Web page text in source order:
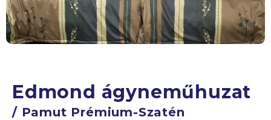
Edmond ágyneműhuzat
/ Pamut Prémium-Szatén